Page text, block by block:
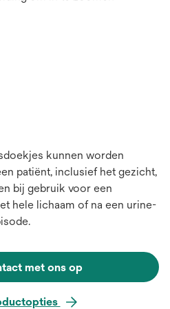
kunnen worden
patiënt, inclusief het gezicht,
bij gebruik voor een
hele lichaam of na een urine-
met ons op